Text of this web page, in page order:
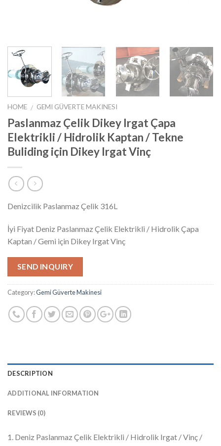
HOME / GEMI GÜVERTE MAKINESI
Paslanmaz Çelik Dikey Irgat Çapa
Elektrikli / Hidrolik Kaptan / Tekne
Buliding için Dikey Irgat Vinç
Denizcilik Paslanmaz Çelik 316L
İyi Fiyat Deniz Paslanmaz Çelik Elektrikli / Hidrolik Çapa
Kaptan / Gemi için Dikey Irgat Vinç
SEND INQUIRY
Category:Gemi Güverte Makinesi
DESCRIPTION
ADDITIONAL INFORMATION
REVIEWS (0)
1. Deniz Paslanmaz Çelik Elektrikli / Hidrolik Irgat / Vinç /